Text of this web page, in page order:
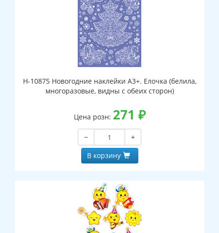
Н-10875 Новогодние наклейки А3+. Елочка (белила,
многоразовые, видны с обеих сторон)
Цена розн: 271 ₽
−
+
В корзину